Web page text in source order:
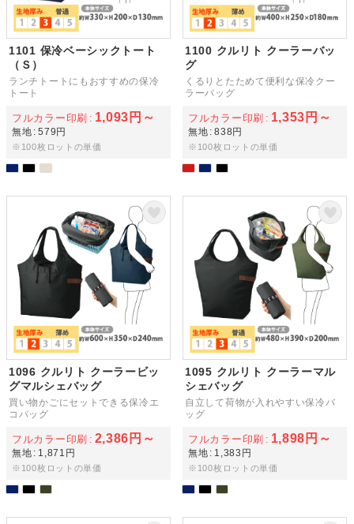
1101 保冷ベーシックトート
（Ｓ）
ランチトートにもおすすめの保冷
トート
無地 579円
フルカラー印刷 1,093円～
※100枚ロットの単価
1100 クルリト クーラーバッ
グ
くるりとたためて便利な保冷クー
ラーバッグ
無地 838円
フルカラー印刷 1,353円～
※100枚ロットの単価
1096 クルリト クーラービッ
グマルシェバッグ
買い物かごにセットできる保冷エ
コバッグ
無地 1,871円
フルカラー印刷 2,386円～
※100枚ロットの単価
1095 クルリト クーラーマル
シェバッグ
自立して荷物が入れやすい保冷バ
ッグ
無地 1,383円
フルカラー印刷 1,898円～
※100枚ロットの単価